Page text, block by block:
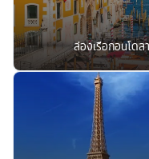
ล่องเรือกอนโดล